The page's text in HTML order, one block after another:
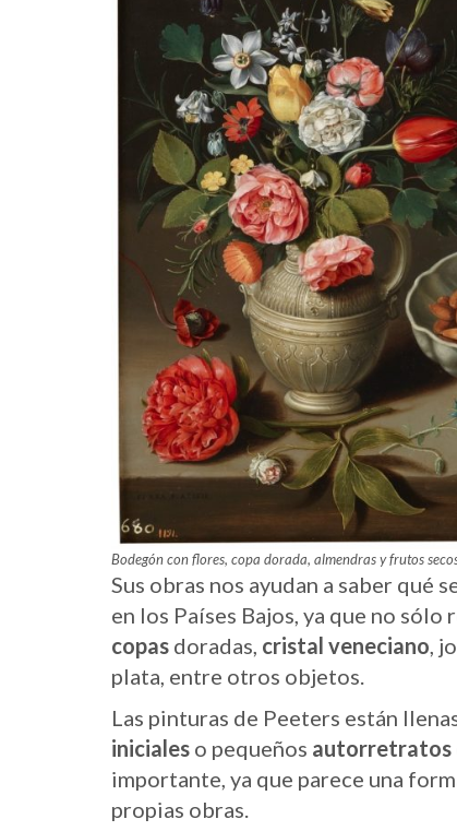
Bodegón con flores, copa dorada, almendras y frutos
Sus obras nos ayudan a saber qué
en los Países Bajos, ya que no
copas doradas, cristal veneciano,
plata, entre otros objetos.
Las pinturas de Peeters están
iniciales o pequeños autorretratos
importante, ya que parece una
propias obras.